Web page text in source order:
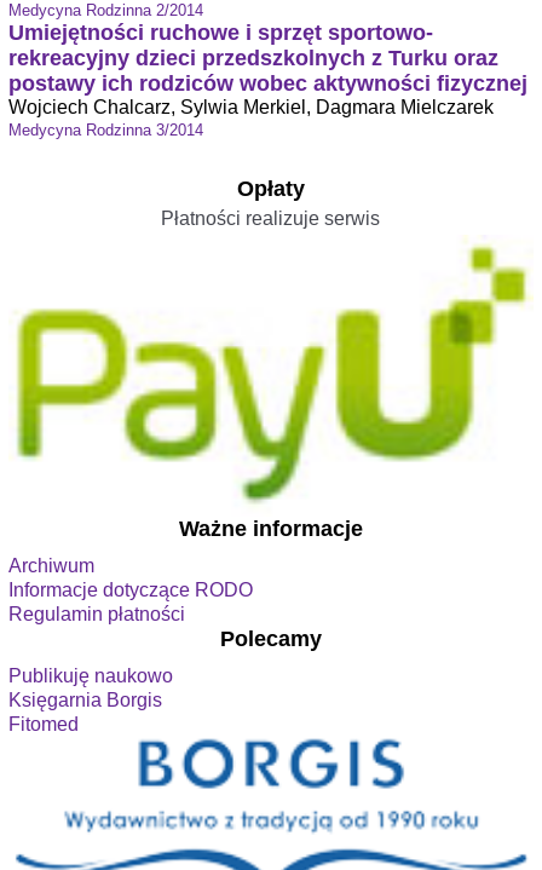
Medycyna Rodzinna 2/2014
Umiejętności ruchowe i sprzęt sportowo-
rekreacyjny dzieci przedszkolnych z Turku oraz
postawy ich rodziców wobec aktywności fizycznej
Wojciech Chalcarz, Sylwia Merkiel, Dagmara Mielczarek
Medycyna Rodzinna 3/2014
Opłaty
Płatności realizuje serwis
Ważne informacje
Archiwum
Informacje dotyczące RODO
Regulamin płatności
Polecamy
Publikuję naukowo
Księgarnia Borgis
Fitomed